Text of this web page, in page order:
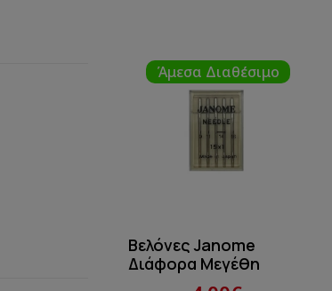
Άμεσα Διαθέσιμο
Βελόνες Janome
Διάφορα Μεγέθη